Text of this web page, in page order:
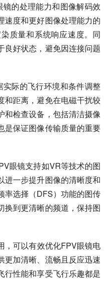
的处理能力和图像解码效
速度和更好图像处理能力的
质量和系统响应速度。同
良好状态，避免因连接问题
际的飞行环境和条件调整
和距离，避免在电磁干扰较
和检查设备，包括清洁摄像
是保证图像传输质量的重要
眼镜支持如VR等技术的图
进一步提升图像的清晰度和
率选择（DFS）功能的图传
换到更清晰的频道，保持图
，可以有效优化FPV眼镜电
更加清晰、流畅且反应迅速
行性能和享受飞行乐趣都是